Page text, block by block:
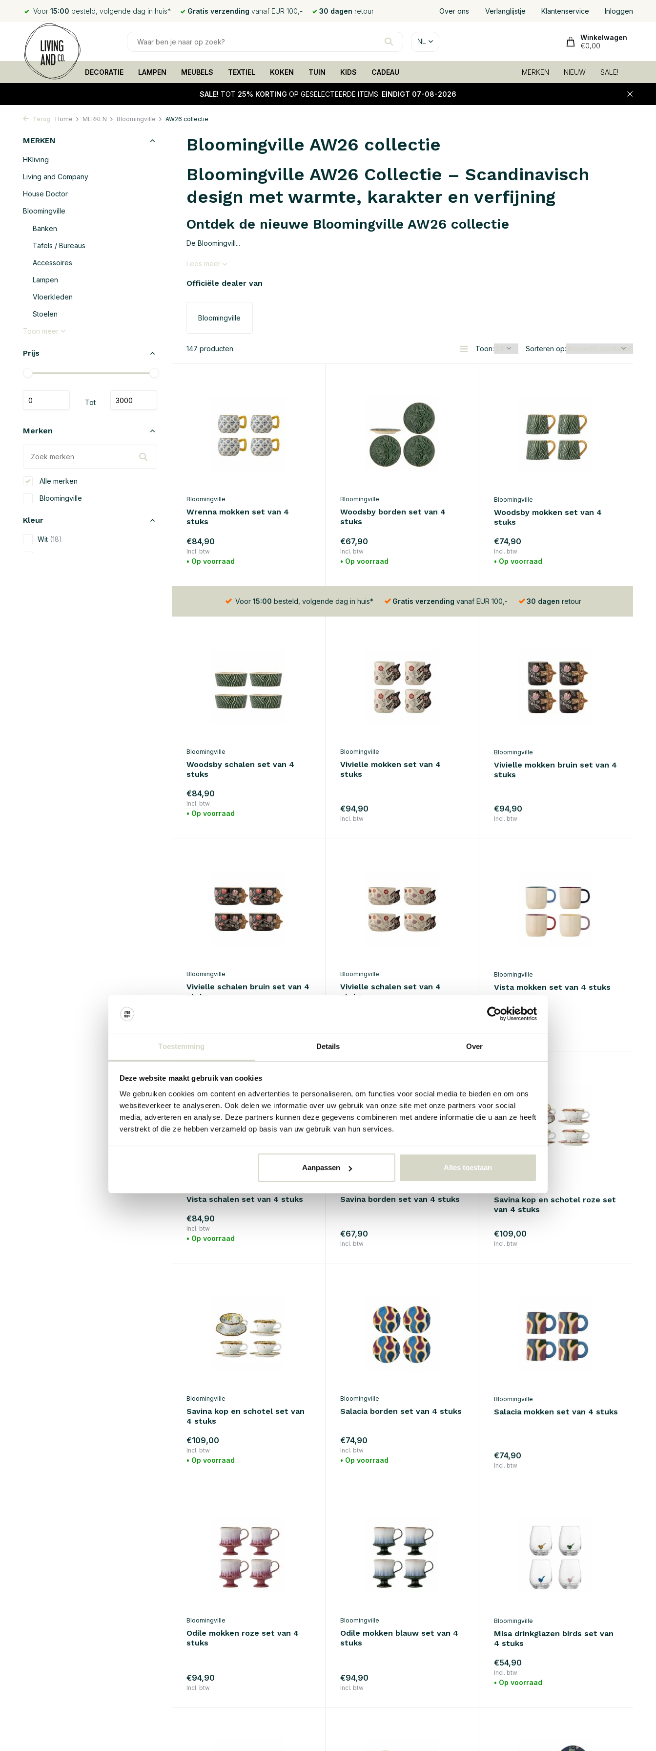
Toestemming Details Over
Deze website maakt gebruik van cookies
We gebruiken cookies om content en advertenties te personaliseren, om functies voor social media te bieden en om ons
websiteverkeer te analyseren. Ook delen we informatie over uw gebruik van onze site met onze partners voor social
media, adverteren en analyse. Deze partners kunnen deze gegevens combineren met andere informatie die u aan ze heeft
verstrekt of die ze hebben verzameld op basis van uw gebruik van hun services.
Aanpassen Alles toestaan
Voor 15:00 besteld, volgende dag in huis* Gratis verzending vanaf EUR 100,- 30 dagen retour Over ons Verlanglijstje Klantenservice Inloggen
NL
Winkelwagen
€0,00
DECORATIE LAMPEN MEUBELS TEXTIEL KOKEN TUIN KIDS CADEAU MERKEN NIEUW SALE!
SALE! TOT 25% KORTING OP GESELECTEERDE ITEMS. EINDIGT 07-08-2026
Terug Home MERKEN Bloomingville AW26 collectie
MERKEN
HKliving
Living and Company
House Doctor
Bloomingville
Banken
Tafels / Bureaus
Accessoires
Lampen
Vloerkleden
Stoelen
Toon meer
Prijs
Tot
Merken
Alle merken
Bloomingville
Kleur
Wit (18)
Bloomingville AW26 collectie
Bloomingville AW26 Collectie – Scandinavisch
design met warmte, karakter en verfijning
Ontdek de nieuwe Bloomingville AW26 collectie
De Bloomingvill...
Lees meer
Officiële dealer van
Bloomingville
147 producten Toon: Sorteren op:
Bloomingville
Wrenna mokken set van 4
stuks
€84,90
Incl. btw
• Op voorraad
Bloomingville
Woodsby borden set van 4
stuks
€67,90
Incl. btw
• Op voorraad
Bloomingville
Woodsby mokken set van 4
stuks
€74,90
Incl. btw
• Op voorraad
Voor 15:00 besteld, volgende dag in huis* Gratis verzending vanaf EUR 100,- 30 dagen retour
Bloomingville
Woodsby schalen set van 4
stuks
€84,90
Incl. btw
• Op voorraad
Bloomingville
Vivielle mokken set van 4
stuks
€94,90
Incl. btw
Bloomingville
Vivielle mokken bruin set van 4
stuks
€94,90
Incl. btw
Bloomingville
Vivielle schalen bruin set van 4
stuks
Incl. btw
Bloomingville
Vivielle schalen set van 4
stuks
Incl. btw
Bloomingville
Vista mokken set van 4 stuks
€67,90
Incl. btw
Vista schalen set van 4 stuks
€84,90
Incl. btw
• Op voorraad
Savina borden set van 4 stuks
€67,90
Incl. btw
Savina kop en schotel roze set
van 4 stuks
€109,00
Incl. btw
Bloomingville
Savina kop en schotel set van
4 stuks
€109,00
Incl. btw
• Op voorraad
Bloomingville
Salacia borden set van 4 stuks
€74,90
Incl. btw
• Op voorraad
Bloomingville
Salacia mokken set van 4 stuks
€74,90
Incl. btw
Bloomingville
Odile mokken roze set van 4
stuks
€94,90
Incl. btw
Bloomingville
Odile mokken blauw set van 4
stuks
€94,90
Incl. btw
Bloomingville
Misa drinkglazen birds set van
4 stuks
€54,90
Incl. btw
• Op voorraad